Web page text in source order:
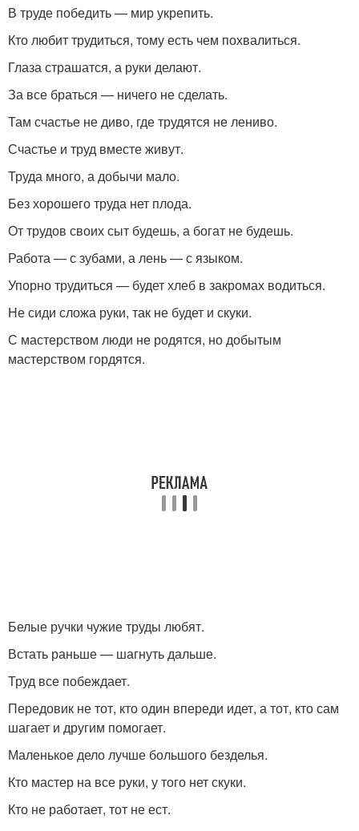
В труде победить — мир укрепить.
Кто любит трудиться, тому есть чем похвалиться.
Глаза страшатся, а руки делают.
За все браться — ничего не сделать.
Там счастье не диво, где трудятся не лениво.
Счастье и труд вместе живут.
Труда много, а добычи мало.
Без хорошего труда нет плода.
От трудов своих сыт будешь, а богат не будешь.
Работа — с зубами, а лень — с языком.
Упорно трудиться — будет хлеб в закромах водиться.
Не сиди сложа руки, так не будет и скуки.
С мастерством люди не родятся, но добытым
мастерством гордятся.
Белые ручки чужие труды любят.
Встать раньше — шагнуть дальше.
Труд все побеждает.
Передовик не тот, кто один впереди идет, а тот, кто сам
шагает и другим помогает.
Маленькое дело лучше большого безделья.
Кто мастер на все руки, у того нет скуки.
Кто не работает, тот не ест.